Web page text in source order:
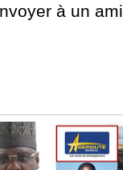
à un ami